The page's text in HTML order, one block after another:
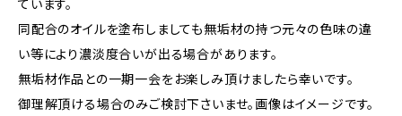
ています。
同配合のオイルを塗布しましても無垢材の持つ元々の色味の違
い等により濃淡度合いが出る場合があります。
無垢材作品との一期一会をお楽しみ頂けましたら幸いです。
御理解頂ける場合のみご検討下さいませ。画像はイメージです。